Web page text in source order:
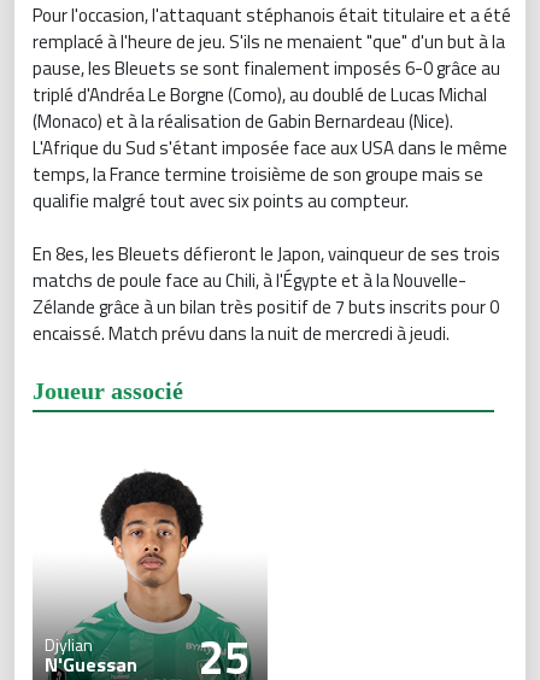
Pour l'occasion, l'attaquant stéphanois était titulaire et a été
remplacé à l'heure de jeu. S'ils ne menaient "que" d'un but à la
pause, les Bleuets se sont finalement imposés 6-0 grâce au
triplé d'Andréa Le Borgne (Como), au doublé de Lucas Michal
(Monaco) et à la réalisation de Gabin Bernardeau (Nice).
L'Afrique du Sud s'étant imposée face aux USA dans le même
temps, la France termine troisième de son groupe mais se
qualifie malgré tout avec six points au compteur.
En 8es, les Bleuets défieront le Japon, vainqueur de ses trois
matchs de poule face au Chili, à l'Égypte et à la Nouvelle-
Zélande grâce à un bilan très positif de 7 buts inscrits pour 0
encaissé. Match prévu dans la nuit de mercredi à jeudi.
Joueur associé
25
Djylian
N'Guessan